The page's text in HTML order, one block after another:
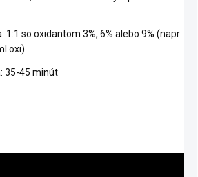
1:1 so oxidantom 3%, 6% alebo 9% (napr:
oxi)
35-45 minút